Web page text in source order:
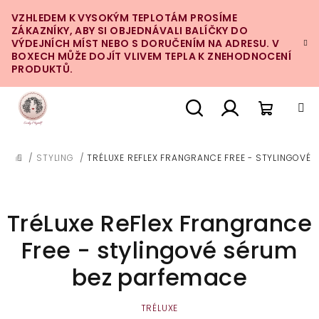
na
obsah
VZHLEDEM K VYSOKÝM TEPLOTÁM PROSÍME
ZÁKAZNÍKY, ABY SI OBJEDNÁVALI BALÍČKY DO
VÝDEJNÍCH MÍST NEBO S DORUČENÍM NA ADRESU. V
BOXECH MŮŽE DOJÍT VLIVEM TEPLA K ZNEHODNOCENÍ
PRODUKTŮ.
DOMŮ
/ STYLING / TRÉLUXE REFLEX FRANGRANCE FREE - STYLINGOVÉ
TréLuxe ReFlex Frangrance
Free - stylingové sérum
bez parfemace
TRÉLUXE